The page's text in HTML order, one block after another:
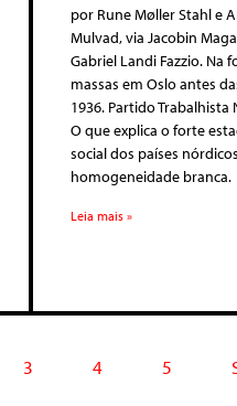
por Rune Møller Stahl e
Mulvad, via Jacobin
Gabriel Landi Fazzio. Na
massas em Oslo antes
1936. Partido
O que explica o forte
social dos países
homogeneidade branca.
Leia mais »
3 4 5